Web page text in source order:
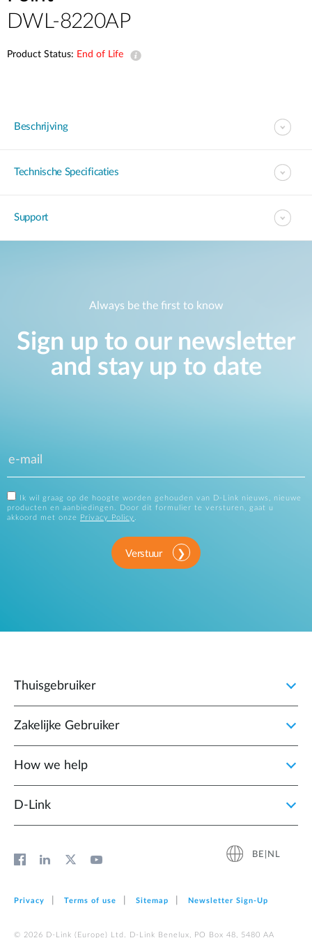
DWL-8220AP
Product Status: End of Life
Beschrijving
Technische Specificaties
Support
Always be the first to know
Sign up to our newsletter
and stay up to date
Ik wil graag op de hoogte worden gehouden van D-Link nieuws, nieuwe
producten en aanbiedingen. Door dit formulier te versturen, gaat u
akkoord met onze
Privacy Policy .
Verstuur
Thuisgebruiker
Zakelijke Gebruiker
How we help
D‑Link
BE|NL
Privacy Terms of use Sitemap Newsletter Sign‑Up
© 2026 D‑Link (Europe) Ltd. D-Link Benelux, PO Box 48, 5480 AA